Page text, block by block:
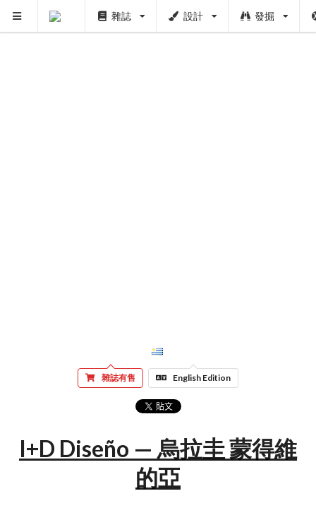
雜誌 設計 發掘
雜誌有售 English Edition
I+D Diseño — 烏拉圭 蒙得維
的亞